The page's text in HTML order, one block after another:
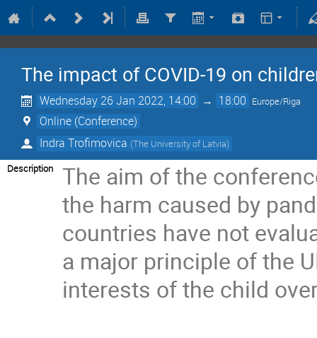
The impact of COVID-19 on
Wednesday 26 Jan 2022, 14:00 → 18:00 Europe/Riga
Online (Conference)
Indra Trofimovica (The University of Latvia)
Description
The aim of the
the harm caused by
countries have not
a major principle of the
interests of the child